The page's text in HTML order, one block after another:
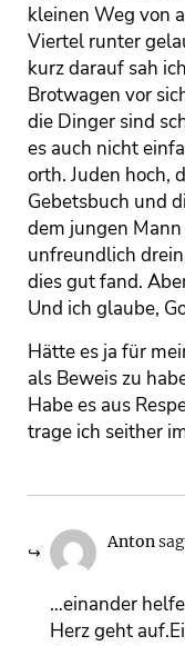
kleinen Weg von
Viertel runter
kurz darauf sah
Brotwagen vor
die Dinger sind
es auch nicht
orth. Juden hoch,
Gebetsbuch und
dem jungen
unfreundlich
dies gut fand.
Und ich glaube,
Hätte es ja für
als Beweis zu
Habe es aus
trage ich seither
Anton
…einander
Herz geht